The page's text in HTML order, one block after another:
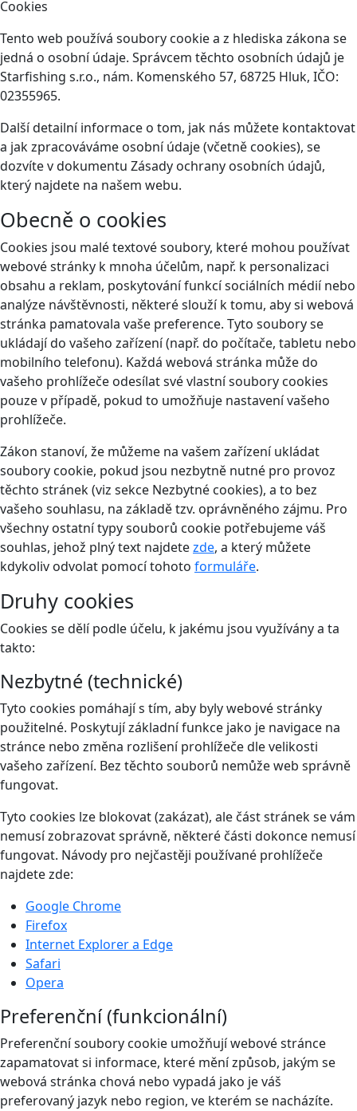
Cookies
Tento web používá soubory cookie a z hlediska zákona se
jedná o osobní údaje. Správcem těchto osobních údajů je
Starfishing s.r.o., nám. Komenského 57, 68725 Hluk, IČO:
02355965.
Další detailní informace o tom, jak nás můžete kontaktovat
a jak zpracováváme osobní údaje (včetně cookies), se
dozvíte v dokumentu Zásady ochrany osobních údajů,
který najdete na našem webu.
Obecně o cookies
Cookies jsou malé textové soubory, které mohou používat
webové stránky k mnoha účelům, např. k personalizaci
obsahu a reklam, poskytování funkcí sociálních médií nebo
analýze návštěvnosti, některé slouží k tomu, aby si webová
stránka pamatovala vaše preference. Tyto soubory se
ukládají do vašeho zařízení (např. do počítače, tabletu nebo
mobilního telefonu). Každá webová stránka může do
vašeho prohlížeče odesílat své vlastní soubory cookies
pouze v případě, pokud to umožňuje nastavení vašeho
prohlížeče.
Zákon stanoví, že můžeme na vašem zařízení ukládat
soubory cookie, pokud jsou nezbytně nutné pro provoz
těchto stránek (viz sekce Nezbytné cookies), a to bez
vašeho souhlasu, na základě tzv. oprávněného zájmu. Pro
všechny ostatní typy souborů cookie potřebujeme váš
souhlas, jehož plný text najdetezde, a který můžete
kdykoliv odvolat pomocí tohoto formuláře.
Druhy cookies
Cookies se dělí podle účelu, k jakému jsou využívány a ta
takto:
Nezbytné (technické)
Tyto cookies pomáhají s tím, aby byly webové stránky
použitelné. Poskytují základní funkce jako je navigace na
stránce nebo změna rozlišení prohlížeče dle velikosti
vašeho zařízení. Bez těchto souborů nemůže web správně
fungovat.
Tyto cookies lze blokovat (zakázat), ale část stránek se vám
nemusí zobrazovat správně, některé části dokonce nemusí
fungovat. Návody pro nejčastěji používané prohlížeče
najdete zde:
Google Chrome
Firefox
Internet Explorer a Edge
Safari
Opera
Preferenční (funkcionální)
Preferenční soubory cookie umožňují webové stránce
zapamatovat si informace, které mění způsob, jakým se
webová stránka chová nebo vypadá jako je váš
preferovaný jazyk nebo region, ve kterém se nacházíte.